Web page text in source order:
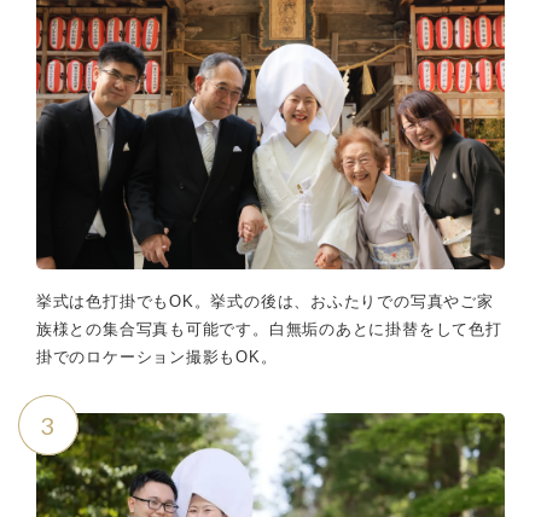
挙式は色打掛でもOK。挙式の後は、おふたりでの写真やご家
族様との集合写真も可能です。白無垢のあとに掛替をして色打
掛でのロケーション撮影もOK。
3